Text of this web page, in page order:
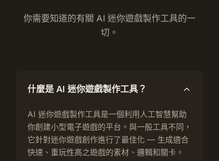
你需要知道的有關 AI 迷你遊戲製作工具的一
切。
什麼是 AI 迷你遊戲製作工具？
AI 迷你遊戲製作工具是一個利用人工智慧幫助
你創建小型電子遊戲的平台。與一般工具不同，
它針對迷你遊戲創作進行了最佳化 — 生成適合
快速、重玩性高之遊戲的素材、邏輯和關卡。